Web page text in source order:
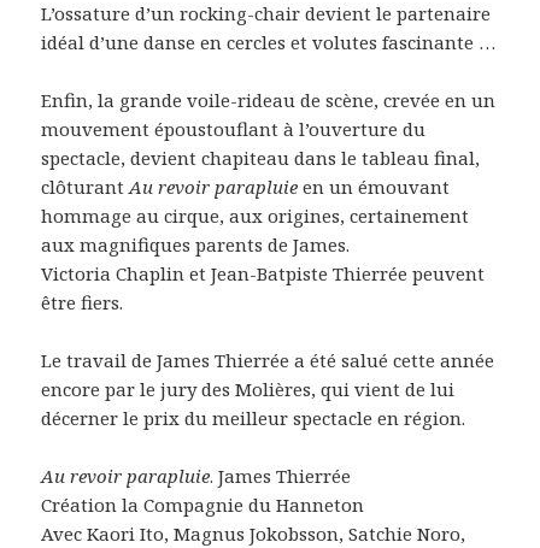
L’ossature d’un rocking-chair devient le partenaire
idéal d’une danse en cercles et volutes fascinante …
Enfin, la grande voile-rideau de scène, crevée en un
mouvement époustouflant à l’ouverture du
spectacle, devient chapiteau dans le tableau final,
clôturantAu revoir parapluie en un émouvant
hommage au cirque, aux origines, certainement
aux magnifiques parents de James.
Victoria Chaplin et Jean-Batpiste Thierrée peuvent
être fiers.
Le travail de James Thierrée a été salué cette année
encore par le jury des Molières, qui vient de lui
décerner le prix du meilleur spectacle en région.
Au revoir parapluie. James Thierrée
Création la Compagnie du Hanneton
Avec Kaori Ito, Magnus Jokobsson, Satchie Noro,